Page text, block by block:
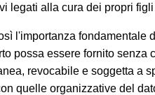
legati alla cura dei propri
l'importanza fondamentale
possa essere fornito
revocabile e soggetta a
quelle organizzative del